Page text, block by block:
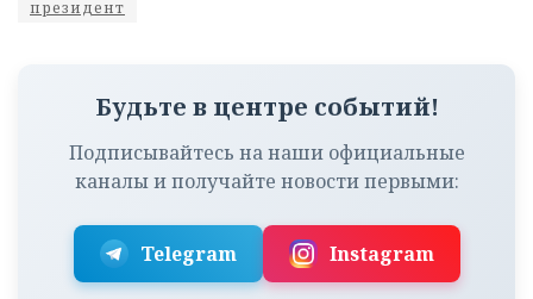
президент
Будьте в центре событий!
Подписывайтесь на наши официальные
каналы и получайте новости первыми:
Telegram Instagram